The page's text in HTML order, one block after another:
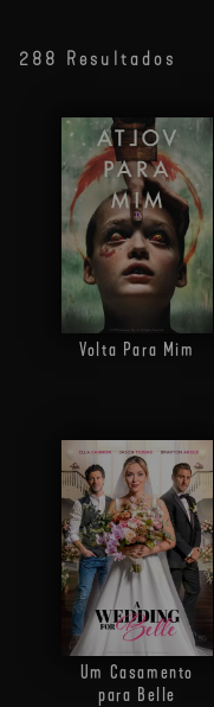
288 Resultados
Volta Para Mim
Um Casamento
para Belle